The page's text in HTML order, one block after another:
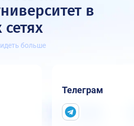
в
больше
Телеграм